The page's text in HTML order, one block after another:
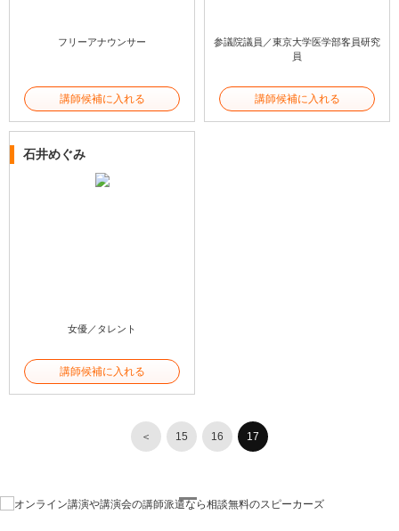
フリーアナウンサー
講師候補に入れる
参議院議員／東京大学医学部客員研究
員
講師候補に入れる
石井めぐみ
女優／タレント
講師候補に入れる
＜ 15 16 17